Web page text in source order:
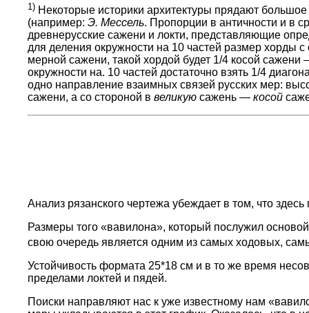
1) Некоторые историки архитектуры прядают
(например: Э. Мессель. Пропорции в античности и в
древнерусские сажени и локти, представляющие
для деления окружности на 10 частей размер хорды
мерной сажени, такой хордой будет 1/4 косой
окружности на. 10 частей достаточно взять 1/4
одно направление взаимных связей русских мер:
сажени, а со стороной в великую сажень — косой
Анализ рязанского чертежа убеждает в том, что
Размеры того «вавилона», который послужил
свою очередь является одним из самых ходовых,
Устойчивость формата 25*18 см и в то же время
пределами локтей и пядей.
Поиски направляют нас к уже известному нам